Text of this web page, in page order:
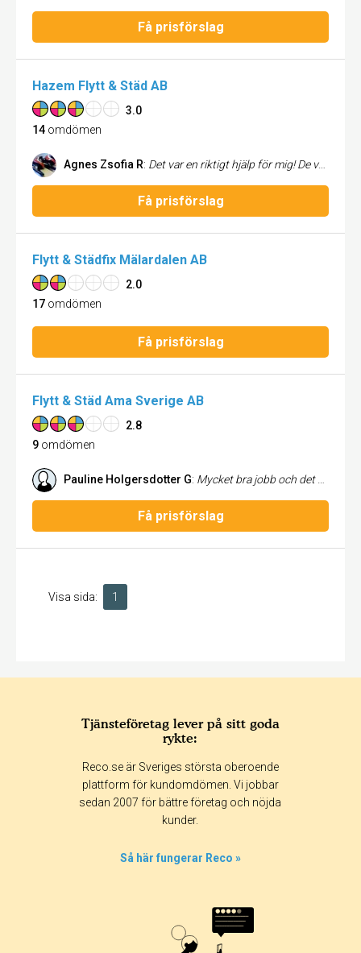
Få prisförslag
Hazem Flytt & Städ AB
3.0
14 omdömen
Agnes Zsofia R: Det var en riktigt hjälp för mig! De var flexibelt och ville ge mig den bästa servive och hjälp när jag flyttade. Väldigt tacksam och nöjd! Jag rekommenderar de för alla som behöver hjälp med flytt!
Få prisförslag
Flytt & Städfix Mälardalen AB
2.0
17 omdömen
Få prisförslag
Flytt & Städ Ama Sverige AB
2.8
9 omdömen
Pauline Holgersdotter G: Mycket bra jobb och det blev så fint städat.
Få prisförslag
Visa sida: 1
Tjänsteföretag lever på sitt goda
rykte:
Reco.se är Sveriges största oberoende
plattform för kundomdömen. Vi jobbar
sedan 2007 för bättre företag och nöjda
kunder.
Så här fungerar Reco »